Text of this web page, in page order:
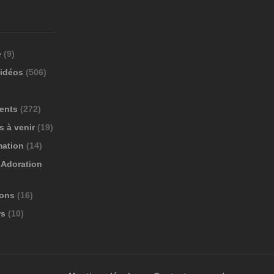
(9)
(506)
(272)
à venir (19)
(14)
(16)
(10)